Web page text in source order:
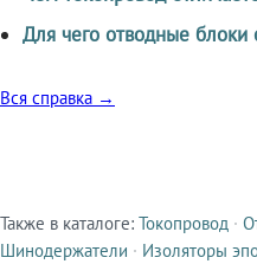
Для чего отводные
Вся справка →
Смежные
Также в каталоге: Токопровод ·
Шинодержатели · Изоляторы